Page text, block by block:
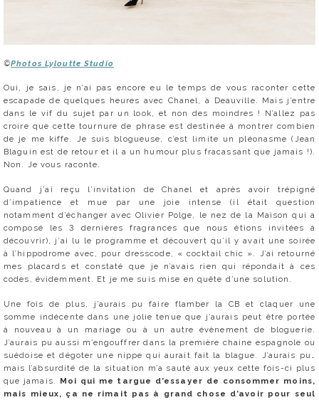
©Photos Lyloutte Studio
Oui, je sais, je n’ai pas encore eu le temps de vous raconter cette
escapade de quelques heures avec Chanel, à Deauville. Mais j’entre
dans le vif du sujet par un look, et non des moindres ! N’allez pas
croire que cette tournure de phrase est destinée à montrer combien
de je me kiffe. Je suis blogueuse, c’est limite un pléonasme (Jean
Blaguin est de retour et il a un humour plus fracassant que jamais !).
Non. Je vous raconte.
Quand j’ai reçu l’invitation de Chanel et après avoir trépigné
d’impatience et mue par une joie intense (il était question
notamment d’échanger avec Olivier Polge, le nez de la Maison qui a
composé les 3 dernières fragrances que nous étions invitées à
découvrir), j’ai lu le programme et découvert qu’il y avait une soirée
à l’hippodrome avec, pour dresscode, « cocktail chic ». J’ai retourné
mes placards et constaté que je n’avais rien qui répondait à ces
codes, évidemment. Et je me suis mise en quête d’une solution.
Une fois de plus, j’aurais pu faire flamber la CB et claquer une
somme indécente dans une jolie tenue que j’aurais peut être portée
à nouveau à un mariage ou à un autre évènement de bloguerie.
J’aurais pu aussi m’engouffrer dans la première chaine espagnole ou
suédoise et dégoter une nippe qui aurait fait la blague. J’aurais pu…
mais l’absurdité de la situation m’a sauté aux yeux cette fois-ci plus
que jamais. Moi qui me targue d’essayer de consommer moins,
mais mieux, ça ne rimait pas à grand chose d’avoir pour seul